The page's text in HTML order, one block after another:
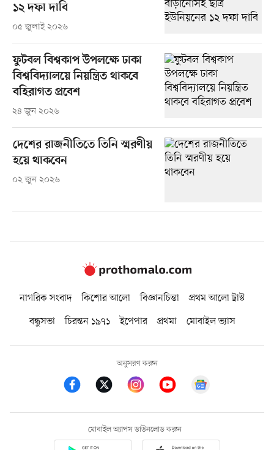
১২ দফা দাবি
০৫ জুলাই ২০২৬
ফুটবল বিশ্বকাপ উপলক্ষে ঢাকা
বিশ্ববিদ্যালয়ে নিয়ন্ত্রিত থাকবে
বহিরাগত প্রবেশ
২৪ জুন ২০২৬
দেশের রাজনীতিতে তিনি স্মরণীয়
হয়ে থাকবেন
০২ জুন ২০২৬
নাগরিক সংবাদ কিশোর আলো বিজ্ঞানচিন্তা
প্রথম আলো ট্রাস্ট
বন্ধুসভা
চিরন্তন ১৯৭১ ইপেপার প্রথমা মোবাইল ভ্যাস
অনুসরণ করুন
মোবাইল অ্যাপস ডাউনলোড করুন